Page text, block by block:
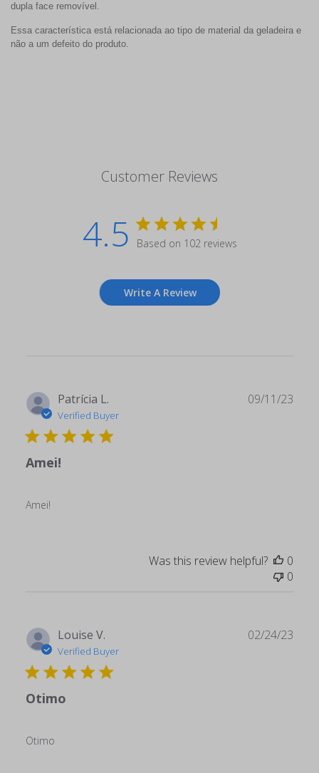
dupla face removível.
Essa característica está relacionada ao tipo de material da geladeira e
não a um defeito do produto.
Customer Reviews
4.5 Based on 102 reviews
Write A Review
Patrícia L.
Verified Buyer
Amei!
Amei!
09/11/23
Was this review helpful?
0
0
Louise V.
Verified Buyer
Otimo
Otimo
02/24/23